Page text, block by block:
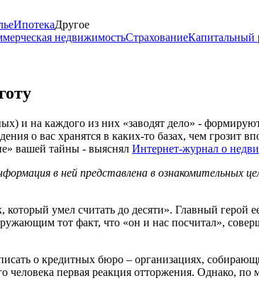
ИпотекаДругое
недвижимостьСтрахованиеКапитальный
и на каждого из них «заводят дело» -
о вас хранятся в каких-то базах, чем грозит
вашей тайны - выяснял Интернет-журнал о
в ней представлена в ознакомительных
умел считать до десяти». Главный герой
тот факт, что «он и нас посчитал»,
о кредитных бюро – организациях,
первая реакция отторжения. Однако,